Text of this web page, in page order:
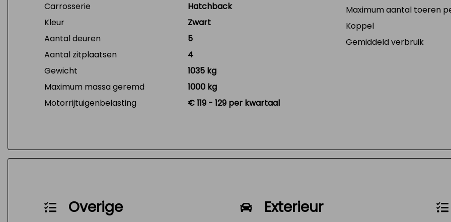
Carrosserie
Hatchback
Kleur
Zwart
Aantal deuren
5
Aantal zitplaatsen
4
Gewicht
1035 kg
Maximum massa geremd
1000 kg
Motorrijtuigenbelasting
€ 119 - 129 per kwartaal
Maximum aantal toeren
Koppel
Gemiddeld verbruik
Overige Exterieur